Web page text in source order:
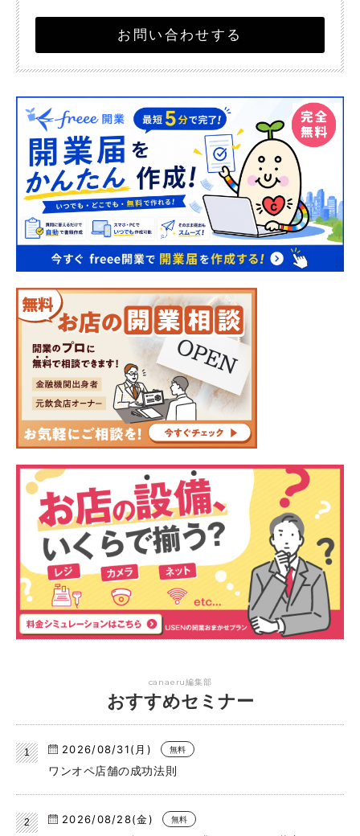
お問い合わせする
canaeru編集部
おすすめセミナー
2026/08/31(月) 無料
ワンオペ店舗の成功法則
2026/08/28(金) 無料